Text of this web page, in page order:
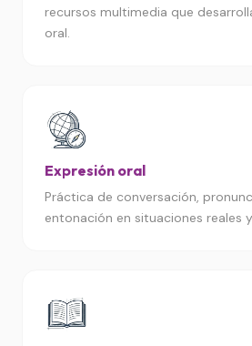
recursos multimedia que
oral.
Expresión oral
Práctica de conversación,
entonación en situaciones reales